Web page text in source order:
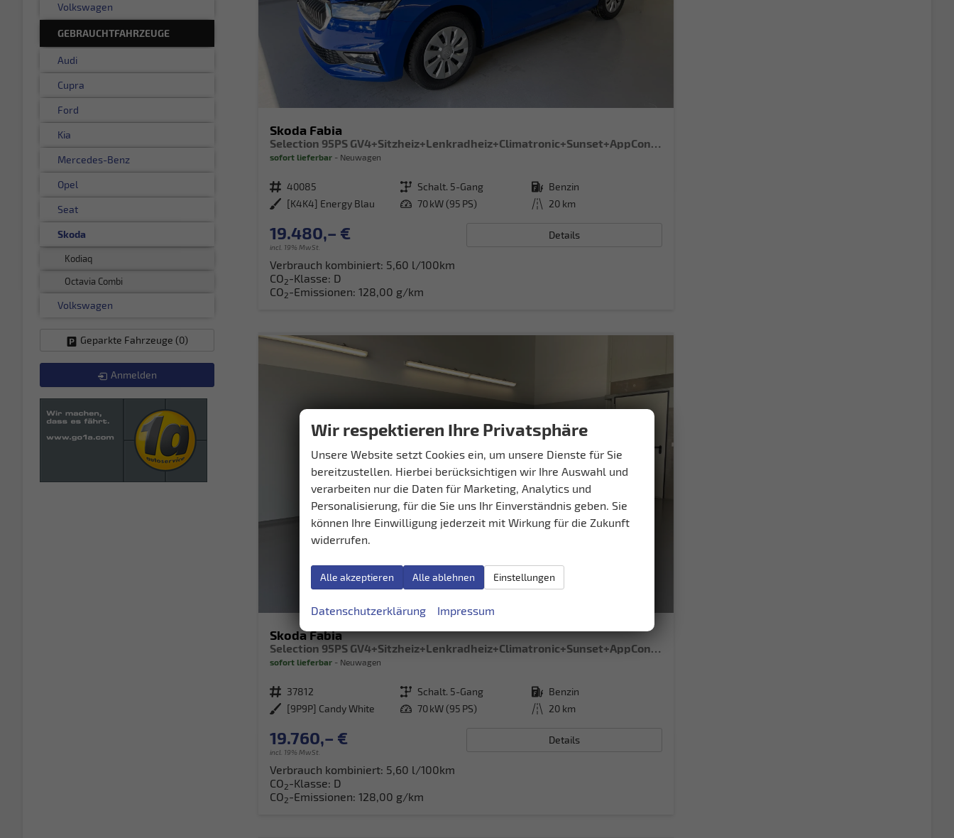
Skoda Fabia
Selection 95PS GV4+Sitzheiz+Lenkradheiz+Climatronic+Sunset+AppConnect+PDC
sofort lieferbar Neuwagen
Fahrzeugnr. 40085 Getriebe Schalt. 5-Gang Kraftstoff Benzin
Außenfarbe
[K4K4] Energy Blau Leistung 70 kW (95 PS) Kilometerstand 20 km
19.480,– €
incl. 19% MwSt.
Details
Verbrauch kombiniert: 5,60 l/100km
CO2-Klasse: D
CO2-Emissionen: 128,00 g/km
Skoda Fabia
sofort lieferbar Neuwagen
Fahrzeugnr. 37812 Getriebe Schalt. 5-Gang Kraftstoff Benzin
Außenfarbe [9P9P] Candy White Leistung 70 kW (95 PS) Kilometerstand 20 km
19.760,– €
incl. 19% MwSt.
Details
Verbrauch kombiniert: 5,60 l/100km
CO2-Klasse: D
CO2-Emissionen: 128,00 g/km
Volkswagen
GEBRAUCHTFAHRZEUGE
Audi
Cupra
Ford
Kia
Mercedes-Benz
Opel
Seat
Skoda
Kodiaq
Octavia Combi
Volkswagen
Geparkte Fahrzeuge (0)
Anmelden
Wir respektieren Ihre Privatsphäre
Unsere Website setzt Cookies ein, um unsere Dienste für Sie
bereitzustellen. Hierbei berücksichtigen wir Ihre Auswahl und
verarbeiten nur die Daten für Marketing, Analytics und
Personalisierung, für die Sie uns Ihr Einverständnis geben. Sie
können Ihre Einwilligung jederzeit mit Wirkung für die Zukunft
widerrufen.
Alle akzeptieren Alle ablehnen Einstellungen
Datenschutzerklärung Impressum